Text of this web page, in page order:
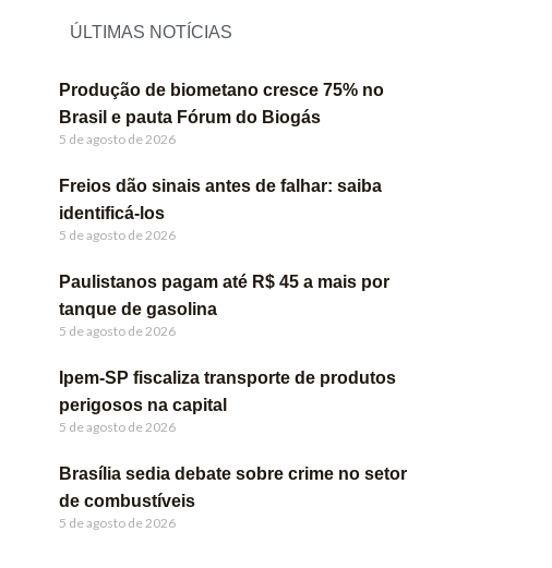
ÚLTIMAS NOTÍCIAS
Produção de biometano cresce 75% no
Brasil e pauta Fórum do Biogás
5 de agosto de 2026
Freios dão sinais antes de falhar: saiba
identificá-los
5 de agosto de 2026
Paulistanos pagam até R$ 45 a mais por
tanque de gasolina
5 de agosto de 2026
Ipem-SP fiscaliza transporte de produtos
perigosos na capital
5 de agosto de 2026
Brasília sedia debate sobre crime no setor
de combustíveis
5 de agosto de 2026